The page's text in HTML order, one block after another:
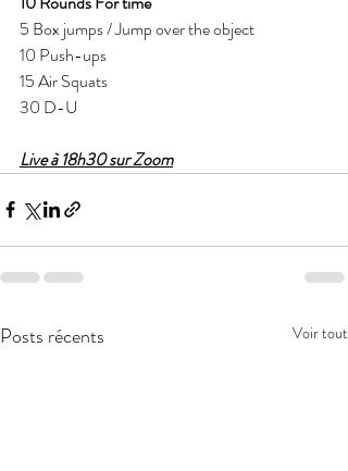
5 Box jumps / Jump over the object
10 Push-ups
15 Air Squats
30 D-U
Live à 18h30 sur Zoom
Posts récents Voir tout